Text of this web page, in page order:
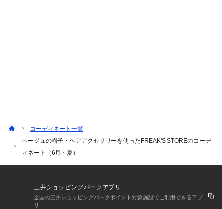
コーディネート一覧
ベージュの帽子・ヘアアクセサリーを使ったFREAK'S STOREのコーデ
ィネート（6月・夏）
三井ショッピングパークアプリ
全国の三井ショッピングパークポイント対象施設でご利用できるアプ
リ